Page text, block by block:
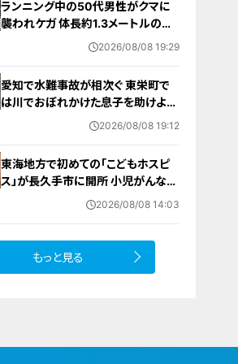
ランニング中の50代男性がクマに
襲われケガ 体長約1.3メートルのツ
キノワグマに腕や足をかまれる 「つ
岐阜・高山市
2026/08/08 19:29
愛知で水難事故が相次ぐ 東栄町で
は川でおぼれかけた息子を助けよう
とし父親が心肺停止の状態で搬送
2026/08/08 19:12
東海地方で初めての「こどもホスピ
ス」が長久手市に開所 小児がんなど
重い病気の子どもと家族を支える施
2026/08/08 14:03
もっと見る